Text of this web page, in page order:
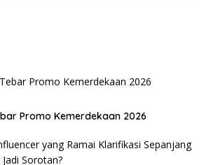
Promo Kemerdekaan 2026